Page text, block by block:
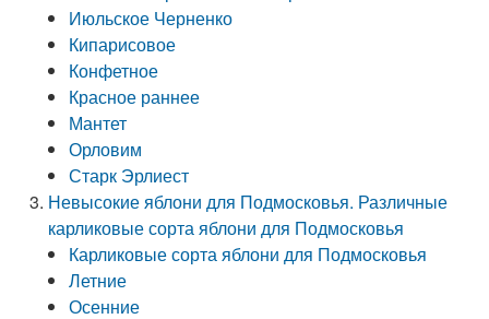
Июльское Черненко
Кипарисовое
Конфетное
Красное раннее
Мантет
Орловим
Старк Эрлиест
Невысокие яблони для Подмосковья. Различные
карликовые сорта яблони для Подмосковья
Карликовые сорта яблони для Подмосковья
Летние
Осенние